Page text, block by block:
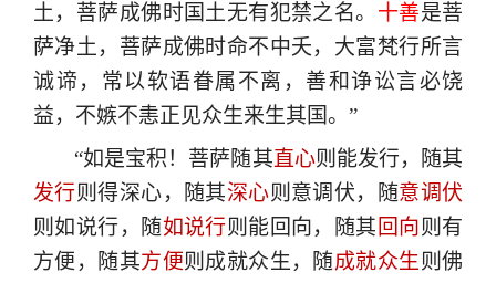
土，菩萨成佛时国土无有犯禁之名。 十善是菩
萨净土，菩萨成佛时命不中夭，大富梵行所言
诚谛，常以软语眷属不离，善和诤讼言必饶
益，不嫉不恚正见众生来生其国。”
“如是宝积！菩萨随其直心则能发行，随其
发行则得深心，随其深心则意调伏，随意调伏
则如说行，随如说行则能回向，随其 回向则有
方便，随其方便则成就众生，随成就众生则佛